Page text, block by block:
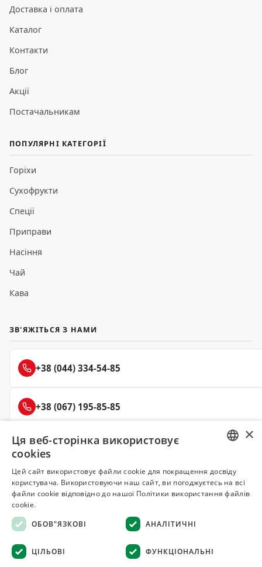
Доставка і оплата
Каталог
Контакти
Блог
Акції
Постачальникам
ПОПУЛЯРНІ КАТЕГОРІЇ
Горіхи
Сухофрукти
Спеції
Приправи
Насіння
Чай
Кава
ЗВ'ЯЖІТЬСЯ З НАМИ
+38 (044) 334-54-85
+38 (067) 195-85-85
+38 (050) 145-85-45
СПЕЦІЇ ТА ПРЯНОЩІ
© 2008–2026 Магазин спецій та прянощів Делюкс, Київ
Всі матеріали на сайті захищені авторським правом
UKRAINIAN
×
Ця веб-сторінка використовує
cookies
Цей сайт використовує файли cookie для покращення досвіду
користувача. Використовуючи наш сайт, ви погоджуєтесь на всі
файли cookie відповідно до нашої Політики використання файлів
cookie.
ОБОВ"ЯЗКОВІ
АНАЛІТИЧНІ
ЦІЛЬОВІ ФУНКЦІОНАЛЬНІ